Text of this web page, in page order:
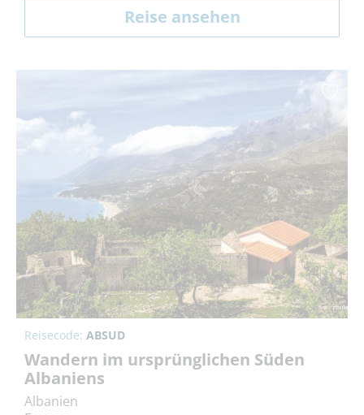
Reise ansehen
Reisecode: ABSUD
Wandern im ursprünglichen Süden
Albaniens
Albanien